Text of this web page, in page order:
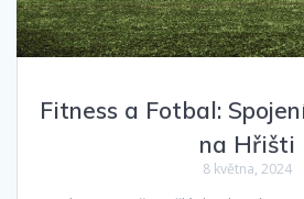
Fitness a Fotbal:
na Hřišti
8 května, 2024